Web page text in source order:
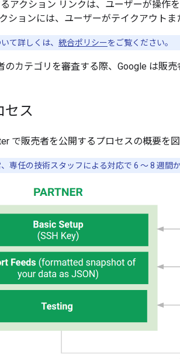
アクション リンクは、ユーザーが操作
ションには、ユーザーがテイクアウト
て詳しくは、 統合ポリシーをご覧ください。
のカテゴリを審査する際、Google は販
セス
で販売者を公開するプロセスの概要を図
専任の技術スタッフによる対応で 6 ～ 8 週間か